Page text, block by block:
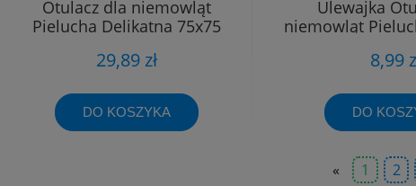
Otulacz dla niemowląt
Pielucha Delikatna 75x75
29,89 zł
DO KOSZYKA
Ulewajka
niemowląt
8,99
DO
« 1 2